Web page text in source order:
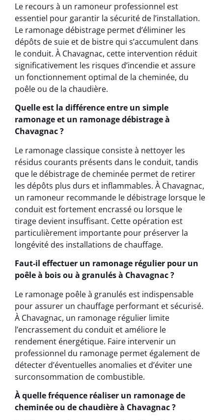
Le recours à un ramoneur professionnel est
essentiel pour garantir la sécurité de l’installation.
Le ramonage débistrage permet d’éliminer les
dépôts de suie et de bistre qui s’accumulent dans
le conduit. À Chavagnac, cette intervention réduit
significativement les risques d’incendie et assure
un fonctionnement optimal de la cheminée, du
poêle ou de la chaudière.
Quelle est la différence entre un simple
ramonage et un ramonage débistrage à
Chavagnac ?
Le ramonage classique consiste à nettoyer les
résidus courants présents dans le conduit, tandis
que le débistrage de cheminée permet de retirer
les dépôts plus durs et inflammables. À Chavagnac,
un ramoneur recommande le débistrage lorsque le
conduit est fortement encrassé ou lorsque le
tirage devient insuffisant. Cette opération est
particulièrement importante pour préserver la
longévité des installations de chauffage.
Faut-il effectuer un ramonage régulier pour un
poêle à bois ou à granulés à Chavagnac ?
Le ramonage poêle à granulés est indispensable
pour assurer un chauffage performant et sécurisé.
À Chavagnac, un ramonage régulier limite
l’encrassement du conduit et améliore le
rendement énergétique. Faire intervenir un
professionnel du ramonage permet également de
détecter d’éventuelles anomalies et d’éviter une
surconsommation de combustible.
À quelle fréquence réaliser un ramonage de
cheminée ou de chaudière à Chavagnac ?